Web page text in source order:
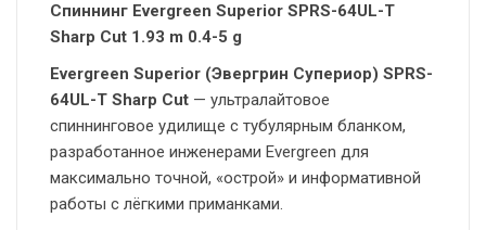
Спиннинг Evergreen Superior SPRS-64UL-T
Sharp Cut 1.93 m 0.4-5 g
Evergreen Superior (Эвергрин Супериор) SPRS-
64UL-T Sharp Cut — ультралайтовое
спиннинговое удилище с тубулярным бланком,
разработанное инженерами Evergreen для
максимально точной, «острой» и информативной
работы с лёгкими приманками.